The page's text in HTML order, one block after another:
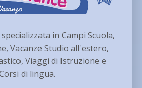
in Campi Scuola,
Vacanze Studio all'estero,
Viaggi di Istruzione e
di lingua.